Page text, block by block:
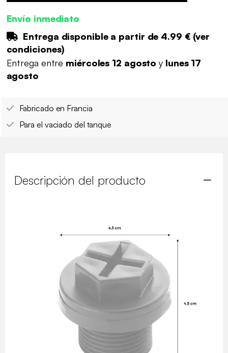
Envío inmediato
Entrega disponible a partir de 4.99 €(ver
condiciones)
Entrega entre miércoles 12 agostoy lunes 17
agosto
Fabricado en Francia
Para el vaciado del tanque
Descripción del producto